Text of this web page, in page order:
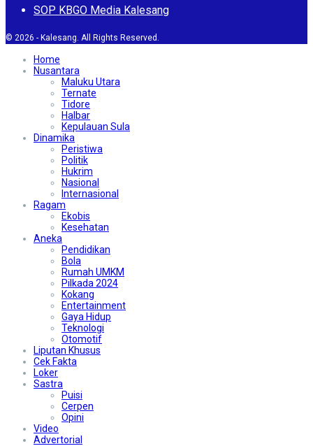
SOP KBGO Media Kalesang
© 2026 - Kalesang. All Rights Reserved.
Home
Nusantara
Maluku Utara
Ternate
Tidore
Halbar
Kepulauan Sula
Dinamika
Peristiwa
Politik
Hukrim
Nasional
Internasional
Ragam
Ekobis
Kesehatan
Aneka
Pendidikan
Bola
Rumah UMKM
Pilkada 2024
Kokang
Entertainment
Gaya Hidup
Teknologi
Otomotif
Liputan Khusus
Cek Fakta
Loker
Sastra
Puisi
Cerpen
Opini
Video
Advertorial